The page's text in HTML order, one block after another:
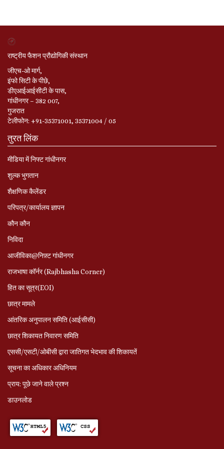
राष्ट्रीय फैशन प्रौद्योगिकी संस्थान
जीएच-ओ मार्ग,
इंफो सिटी के पीछे,
डीएआईआईसीटी के पास,
गांधीनगर – 382 007,
गुजरात
टेलीफोन: +91-35371001, 35371004 / 05
तुरत लिंक
मीडिया में निफ्ट गांधीनगर
शुल्क भुगतान
शैक्षणिक कैलेंडर
परिपत्र/कार्यालय ज्ञापन
कौन कौन
निविदा
आजीविका@निफ़्ट गांधीनगर
राजभाषा कॉर्नर (Rajbhasha Corner)
हित का सूत्र(EOI)
छात्र मामले
आंतरिक अनुपालन समिति (आईसीसी)
छात्र शिकायत निवारण समिति
एससी/एसटी/ओबीसी द्वारा जातिगत भेदभाव की शिकायतें
सूचना का अधिकार अधिनियम
प्राय: पूछे जाने वाले प्रश्‍न
डाउनलोड